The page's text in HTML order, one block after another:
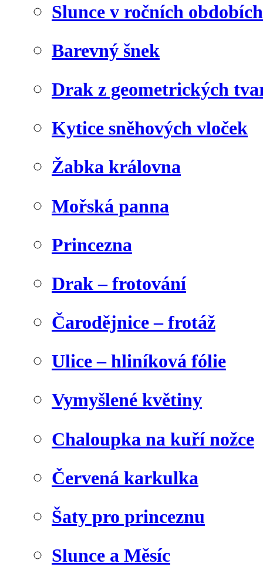
Slunce v ročních obdobích
Barevný šnek
Drak z geometrických
Kytice sněhových vloček
Žabka královna
Mořská panna
Princezna
Drak – frotování
Čarodějnice – frotáž
Ulice – hliníková fólie
Vymyšlené květiny
Chaloupka na kuří nožce
Červená karkulka
Šaty pro princeznu
Slunce a Měsíc